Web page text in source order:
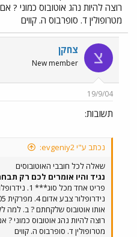
רוצה להיות נהג אוטובוס כמוני ?
מטרופולין ד. סופרבוס ה. קווים
צ צחקן
New member
19/9/04
תשובות:
נכתב ע"י evgeniy2:
שאלה לכל חובבי האוטובוסים
נגיד והיו אומרים לכם רק
אותו אוטובוס שלקחתם ? ב. למה
רוצה להיות נהג אוטובוס כמוני ?
מטרופולין ד. סופרבוס ה. קווים